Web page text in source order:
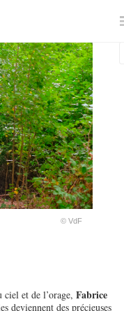
© VdF
et de l’orage, Fabrice
deviennent des précieuses